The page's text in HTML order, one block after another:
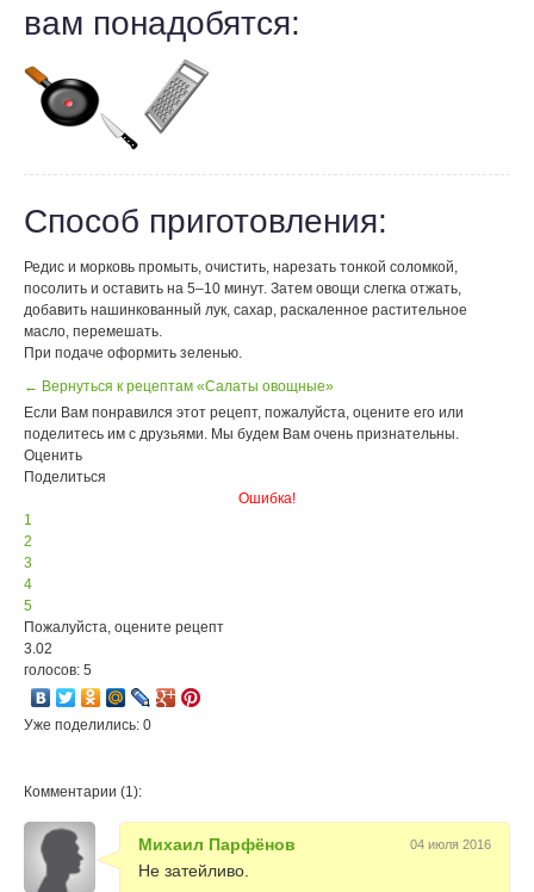
вам понадобятся:
Способ приготовления:
Редис и морковь промыть, очистить, нарезать тонкой соломкой,
посолить и оставить на 5–10 минут. Затем овощи слегка отжать,
добавить нашинкованный лук, сахар, раскаленное растительное
масло, перемешать.
При подаче оформить зеленью.
← Вернуться к рецептам «Салаты овощные»
Если Вам понравился этот рецепт, пожалуйста, оцените его или
поделитесь им с друзьями. Мы будем Вам очень признательны.
Оценить
Поделиться
Ошибка!
1
2
3
4
5
Пожалуйста, оцените рецепт
3.02
голосов: 5
Уже поделились: 0
Комментарии (1):
Михаил Парфёнов 04 июля 2016
Не затейливо.